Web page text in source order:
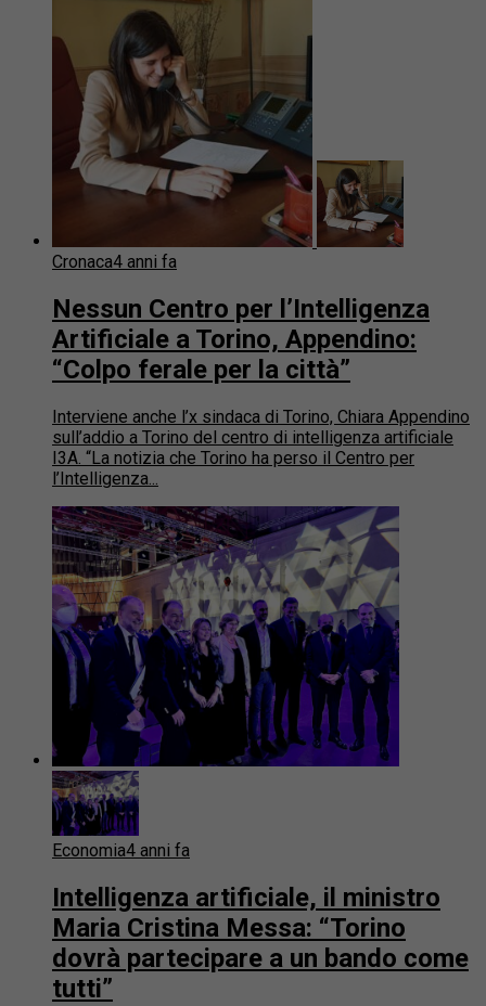
Cronaca4 anni fa
Nessun Centro per l’Intelligenza
Artificiale a Torino, Appendino:
“Colpo ferale per la città”
Interviene anche l’x sindaca di Torino, Chiara Appendino
sull’addio a Torino del centro di intelligenza artificiale
I3A. “La notizia che Torino ha perso il Centro per
l’Intelligenza...
Economia4 anni fa
Intelligenza artificiale, il ministro
Maria Cristina Messa: “Torino
dovrà partecipare a un bando come
tutti”